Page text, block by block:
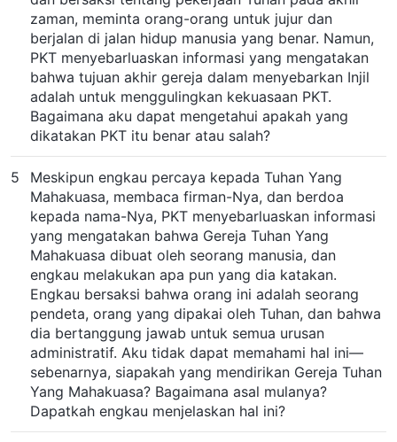
zaman, meminta orang-orang untuk jujur dan
berjalan di jalan hidup manusia yang benar. Namun,
PKT menyebarluaskan informasi yang mengatakan
bahwa tujuan akhir gereja dalam menyebarkan Injil
adalah untuk menggulingkan kekuasaan PKT.
Bagaimana aku dapat mengetahui apakah yang
dikatakan PKT itu benar atau salah?
5
Meskipun engkau percaya kepada Tuhan Yang
Mahakuasa, membaca firman-Nya, dan berdoa
kepada nama-Nya, PKT menyebarluaskan informasi
yang mengatakan bahwa Gereja Tuhan Yang
Mahakuasa dibuat oleh seorang manusia, dan
engkau melakukan apa pun yang dia katakan.
Engkau bersaksi bahwa orang ini adalah seorang
pendeta, orang yang dipakai oleh Tuhan, dan bahwa
dia bertanggung jawab untuk semua urusan
administratif. Aku tidak dapat memahami hal ini—
sebenarnya, siapakah yang mendirikan Gereja Tuhan
Yang Mahakuasa? Bagaimana asal mulanya?
Dapatkah engkau menjelaskan hal ini?